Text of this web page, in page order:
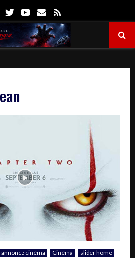
FacebookTwitterYoutube
Email
cinéma Cinéma slider home